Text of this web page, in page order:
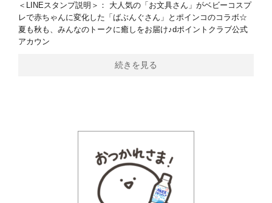
＜LINEスタンプ説明＞： 大人気の「お文具さん」がベビーコスプ
レで赤ちゃんに変化した「ばぶんぐさん」とポインコのコラボ☆
夏も秋も、みんなのトークに癒しをお届け♪dポイントクラブ公式
アカウン
続きを見る